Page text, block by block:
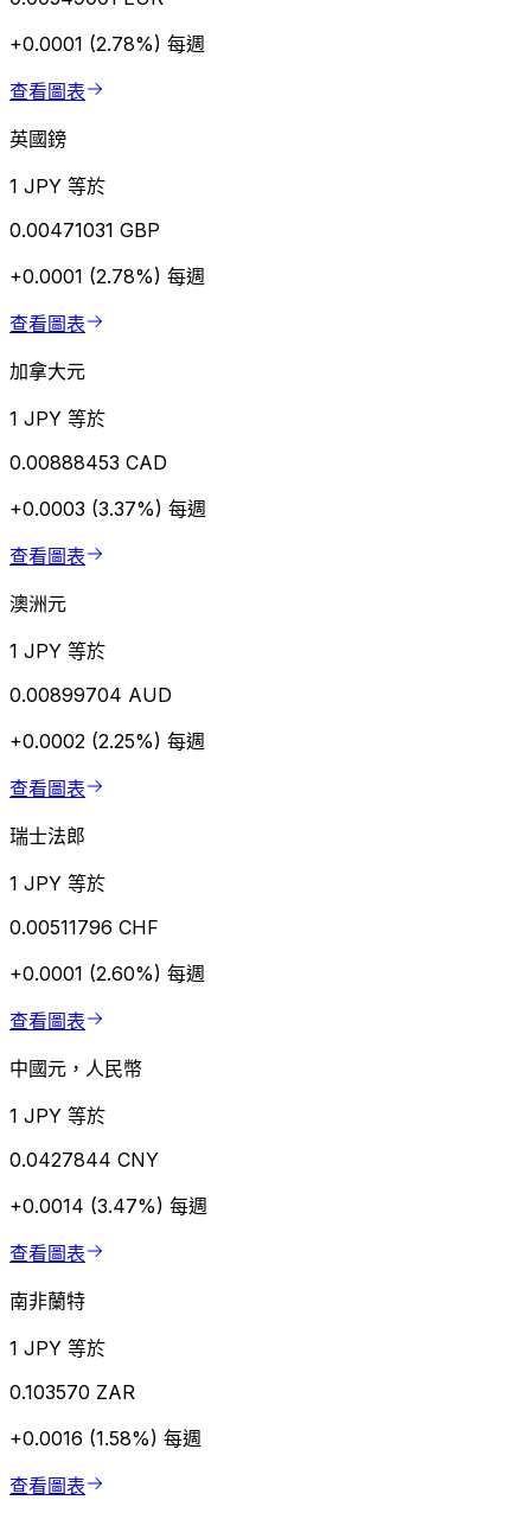
+0.0001 (2.78%) 每週
查看圖表
英國鎊
1 JPY 等於
0.00471031 GBP
+0.0001 (2.78%) 每週
查看圖表
加拿大元
1 JPY 等於
0.00888453 CAD
+0.0003 (3.37%) 每週
查看圖表
澳洲元
1 JPY 等於
0.00899704 AUD
+0.0002 (2.25%) 每週
查看圖表
瑞士法郎
1 JPY 等於
0.00511796 CHF
+0.0001 (2.60%) 每週
查看圖表
中國元，人民幣
1 JPY 等於
0.0427844 CNY
+0.0014 (3.47%) 每週
查看圖表
南非蘭特
1 JPY 等於
0.103570 ZAR
+0.0016 (1.58%) 每週
查看圖表